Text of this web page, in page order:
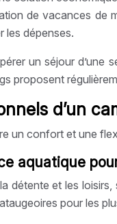
de vacances de
les dépenses.
un séjour
proposent
d’un
un confort et une
aquatique
détente et les
pour les